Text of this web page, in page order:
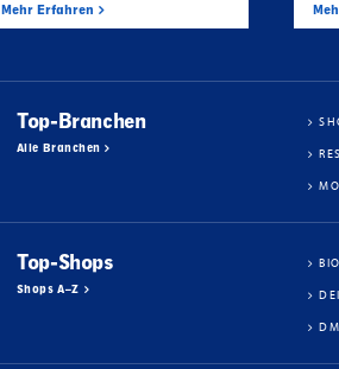
Mehr Erfahren
Top-Branchen
Alle Branchen
Top-Shops
Shops A–Z